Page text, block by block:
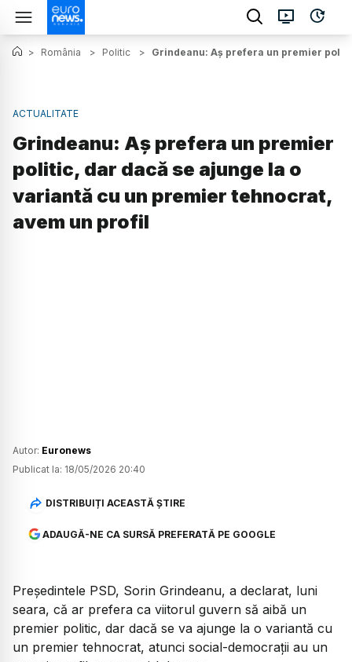
> România > Politic > Grindeanu: Aș prefera un premier
ACTUALITATE
Grindeanu: Aș prefera un premier
politic, dar dacă se ajunge la o
variantă cu un premier tehnocrat,
avem un profil
Autor: Euronews
Publicat la: 18/05/2026 20:40
DISTRIBUIȚI ACEASTĂ ȘTIRE
ADAUGĂ-NE CA SURSĂ PREFERATĂ PE GOOGLE
Președintele PSD, Sorin Grindeanu, a declarat, luni
seara, că ar prefera ca viitorul guvern să aibă un
premier politic, dar dacă se va ajunge la o variantă cu
un premier tehnocrat, atunci social-democrații au un